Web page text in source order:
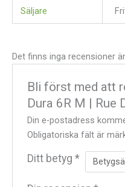
Säljare
Det finns inga recensioner
Bli först med att
Dura 6R M | Rue
Din e-postadress
Obligatoriska fält är
Ditt betyg*